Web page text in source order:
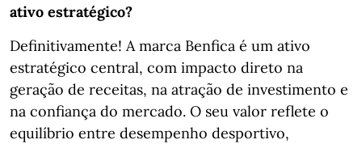
ativo estratégico?
Definitivamente! A marca Benfica é um ativo
estratégico central, com impacto direto na
geração de receitas, na atração de investimento e
na confiança do mercado. O seu valor reflete o
equilíbrio entre desempenho desportivo,